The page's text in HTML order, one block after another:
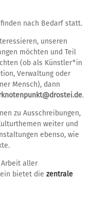
nach Bedarf statt.
unseren
möchten und Teil
(ob als Künstler*in
Verwaltung oder
Mensch), dann
.
zu Ausschreibungen,
weiter und
ebenso, wie
aller
bietet die zentrale